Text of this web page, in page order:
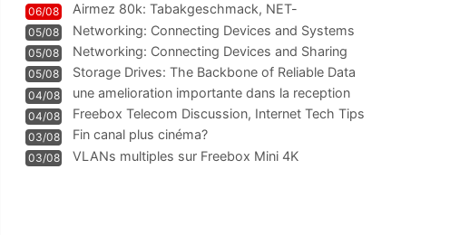
06/08
Airmez 80k: Tabakgeschmack, NET-
Technologie und Leistung im
05/08 Networking: Connecting Devices and Systems
05/08
Networking: Connecting Devices and Sharing
Information
05/08
Storage Drives: The Backbone of Reliable Data
Management
04/08
une amelioration importante dans la reception
WIFI
04/08
Freebox Telecom Discussion, Internet Tech Tips
Communi
03/08 Fin canal plus cinéma?
03/08 VLANs multiples sur Freebox Mini 4K